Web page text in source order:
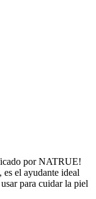
por NATRUE!
el ayudante ideal
para cuidar la piel